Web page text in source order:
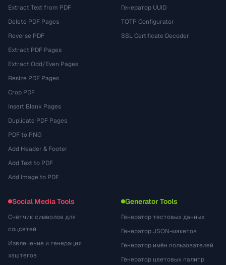
Extract Text from PDF
Delete PDF Pages
Reverse PDF
Extract PDF Pages
Extract Odd/Even Pages
Resize PDF Pages
Crop PDF
Insert Blank Pages
Duplicate PDF Pages
PDF to PNG
Add Header & Footer
Add Text to PDF
Add Image to PDF
Генератор UUID
TOTP Configurator
SSL Certificate Decoder
Social Media Tools
Счётчик символов для
соцсетей
Извлечение и генерация
хэштегов
Generator Tools
Генератор тестовых данных
Генератор JSON-макетов
Генератор имён пользователей
Генератор цветовых палитр